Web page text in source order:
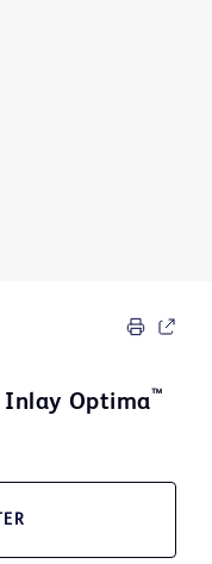
Inlay Optima™